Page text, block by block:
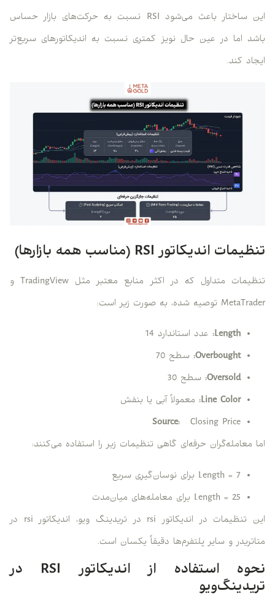
این ساختار باعث می‌شود RSI نسبت به حرکت‌های بازار حساس
باشد اما در عین حال نویز کمتری نسبت به اندیکاتورهای سریع‌تر
ایجاد کند.
تنظیمات اندیکاتور RSI (مناسب همه بازارها)
تنظیمات متداول که در اکثر منابع معتبر مثل TradingView و
MetaTrader توصیه شده، به صورت زیر است:
Length
: عدد استاندارد 14
Overbought
: سطح 70
Oversold
: سطح 30
Line Color
: معمولاً آبی یا بنفش
Source:
Closing Price
اما معامله‌گران حرفه‌ای گاهی تنظیمات زیر را استفاده می‌کنند:
Length = 7 برای نوسان‌گیری سریع
Length = 25 برای معامله‌های میان‌مدت
این تنظیمات در اندیکاتور rsi در تریدینگ ویو، اندیکاتور rsi در
متاتریدر و سایر پلتفرم‌ها دقیقاً یکسان است.
نحوه استفاده از اندیکاتور RSI در
تریدینگ‌ویو